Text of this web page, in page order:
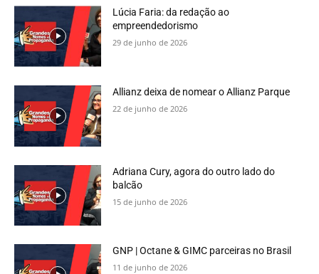
Lúcia Faria: da redação ao
empreendedorismo
29 de junho de 2026
Allianz deixa de nomear o Allianz Parque
22 de junho de 2026
Adriana Cury, agora do outro lado do
balcão
15 de junho de 2026
GNP | Octane & GIMC parceiras no Brasil
11 de junho de 2026